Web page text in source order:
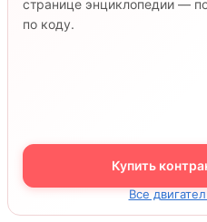
странице энциклопедии —
по коду.
Купить
Все